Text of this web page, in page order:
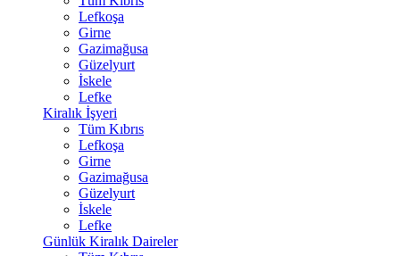
Lefkoşa
Girne
Gazimağusa
Güzelyurt
İskele
Lefke
Kiralık İşyeri
Tüm Kıbrıs
Lefkoşa
Girne
Gazimağusa
Güzelyurt
İskele
Lefke
Günlük Kiralık Daireler